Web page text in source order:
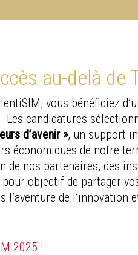
au-delà de
vous bénéficiez
Les candidatures
d’avenir », un support
économiques de notre
de nos partenaires, des
objectif de partager
l’aventure de l’innovation
2025 !